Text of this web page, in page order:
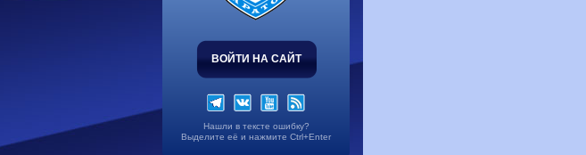
ВОЙТИ НА САЙТ
Нашли в тексте ошибку?
Выделите её и нажмите Ctrl+Enter